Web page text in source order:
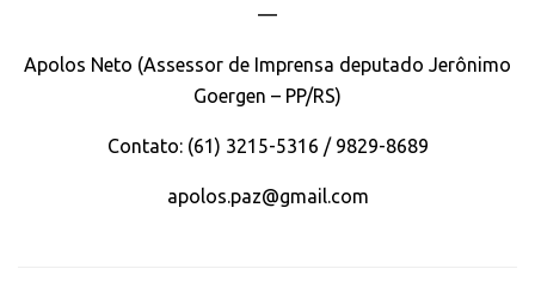
—
Apolos Neto (Assessor de Imprensa deputado Jerônimo
Goergen – PP/RS)
Contato: (61) 3215-5316 / 9829-8689
apolos.paz@gmail.com